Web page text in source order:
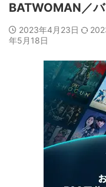
BATWOMAN／
2023年4月23日
年5月18日